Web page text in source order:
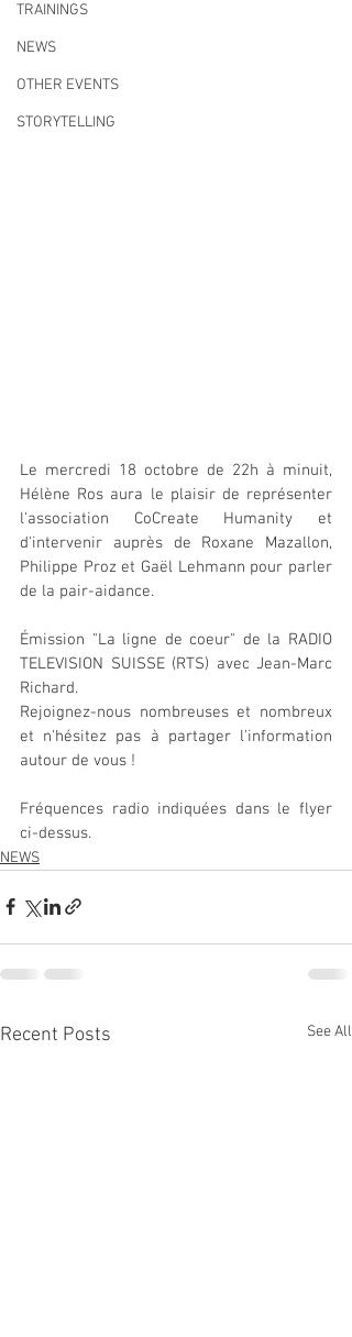
TRAININGS
NEWS
OTHER EVENTS
STORYTELLING
Le mercredi 18 octobre de 22h à minuit,
Hélène Ros aura le plaisir de représenter
l'association CoCreate Humanity et
d'intervenir auprès de Roxane Mazallon,
Philippe Proz et Gaël Lehmann pour parler
de la pair-aidance.
Émission "La ligne de coeur" de la RADIO
TELEVISION SUISSE (RTS) avec Jean-Marc
Richard.
Rejoignez-nous nombreuses et nombreux
et n'hésitez pas à partager l'information
autour de vous !
Fréquences radio indiquées dans le flyer
ci-dessus.
NEWS
Recent Posts See All